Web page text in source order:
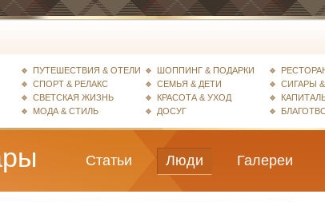
ПУТЕШЕСТВИЯ & ОТЕЛИ
СПОРТ & РЕЛАКС
СВЕТСКАЯ ЖИЗНЬ
МОДА & СТИЛЬ
ШОППИНГ & ПОДАРКИ
СЕМЬЯ & ДЕТИ
КРАСОТА & УХОД
ДОСУГ
СИГАРЫ
Статьи Люди Галереи